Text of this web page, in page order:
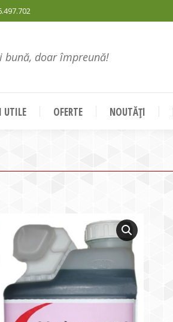
bună, doar împreună!
UTILE OFERTE NOUTĂȚI